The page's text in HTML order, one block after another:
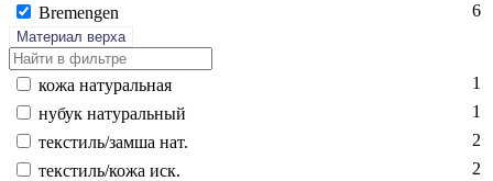
Bre­men­gen 6
Материал верха
ко­жа на­тураль­ная
1
ну­бук на­тураль­ный
1
текс­тиль/зам­ша нат.
2
текс­тиль/ко­жа иск.
2